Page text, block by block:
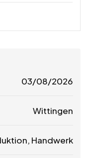
03/08/2026
Wittingen
Handwerk